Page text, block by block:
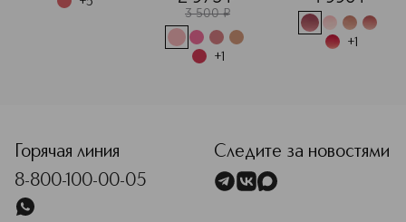
3 500 ¤
+1
+1
Горячая линия
8-800-100-00-05
Следите за новостями